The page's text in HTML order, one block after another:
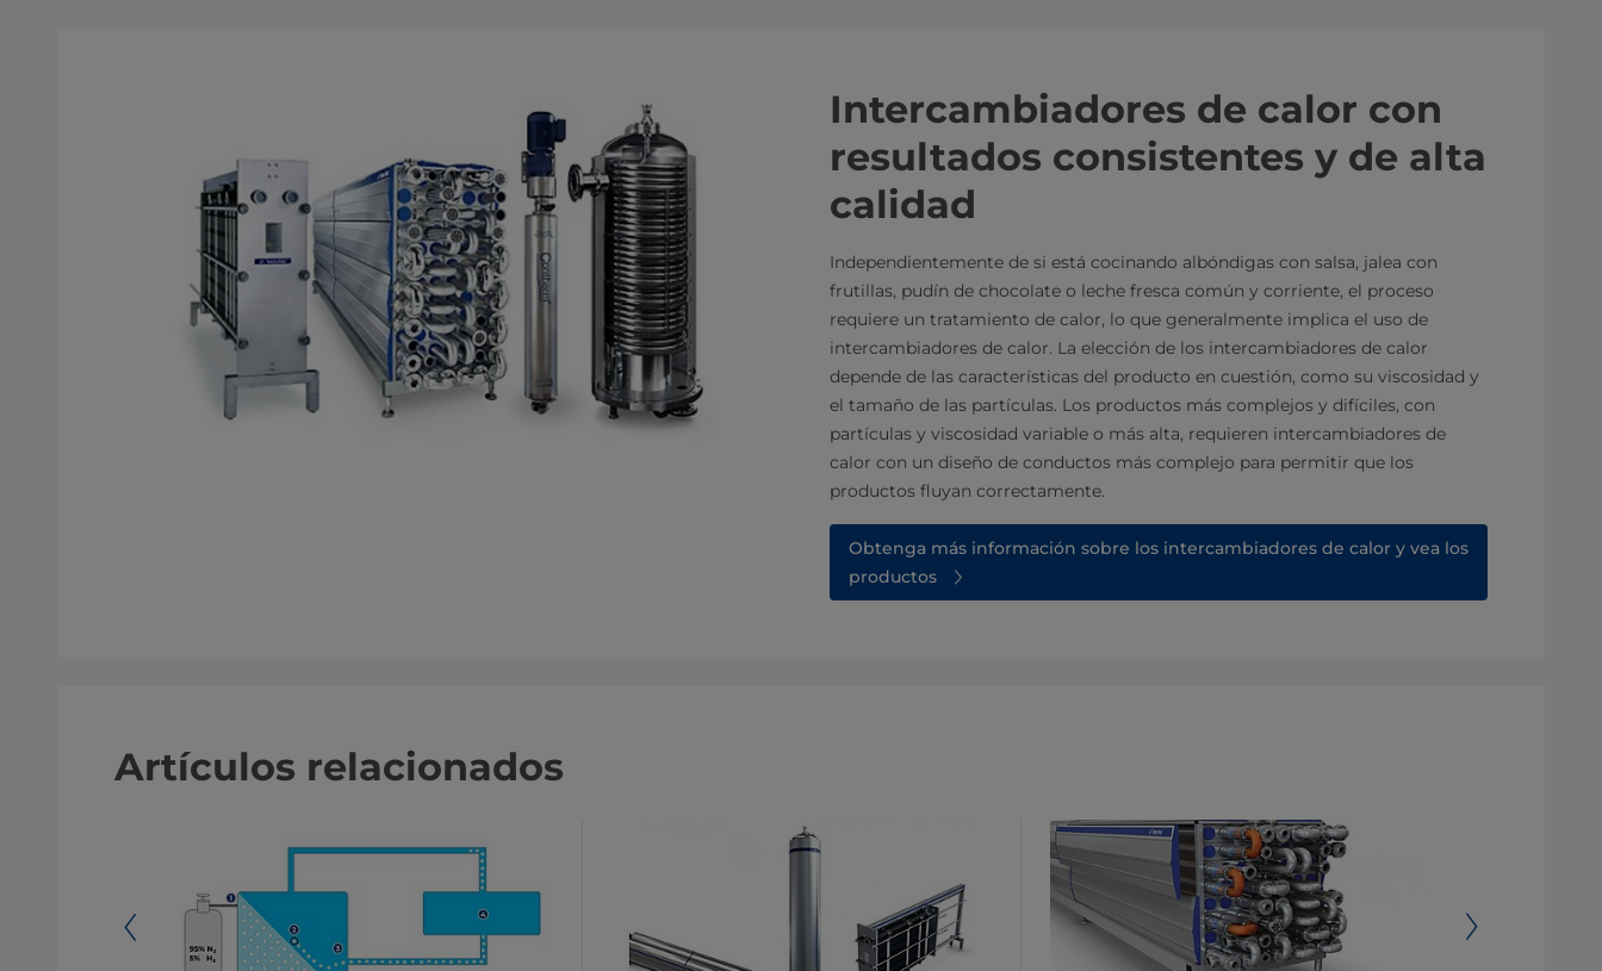
​​​​​​​​Intercambiadores de calor con
resultados consistentes y de alta
calidad
Independientemente de si está cocinando albóndigas con salsa, jalea con
frutillas, pudín de chocolate o leche fresca común y corriente, el proceso
requiere un tratamiento de calor, lo que generalmente implica el uso de
intercambiadores de calor. La elección de los intercambiadores de calor
depende de las características del producto en cuestión, como su viscosidad y
el tamaño de las partículas. Los productos más complejos y difíciles, con
partículas y viscosidad variable o más alta, requieren intercambiadores de
calor con un diseño de conductos más complejo para permitir que los
productos fluyan correctamente.
Obtenga más información sobre los intercambiadores de calor y vea los
productos
Artículos relacionados